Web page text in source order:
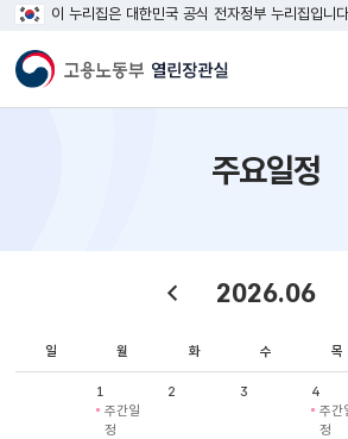
이 누리집은 대한민국 공식 전자정부 누리집입니
주요일정
2026.06
일 월 화 수 목
1
주간일
정
2 3
4
주간
정